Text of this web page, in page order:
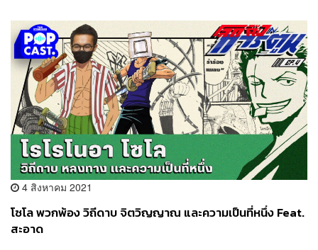
4 สิงหาคม 2021
โซโล พวกพ้อง วิถีดาบ จิตวิญญาณ และความเป็นที่หนึ่ง Feat.
สะอาด